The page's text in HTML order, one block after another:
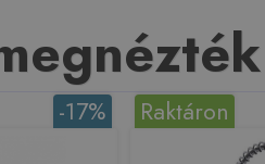
-17% Raktáron